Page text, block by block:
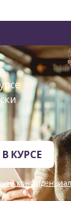
КУРСЕ